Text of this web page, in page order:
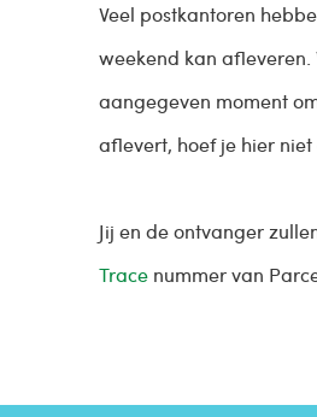
Veel postkantoren
weekend kan afleveren.
aangegeven moment
aflevert, hoef je hier
Jij en de ontvanger
Trace nummer van